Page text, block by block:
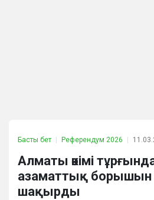
Басты бет Референдум 2026
Алматы әкімі
азаматтық борышын
шақырды